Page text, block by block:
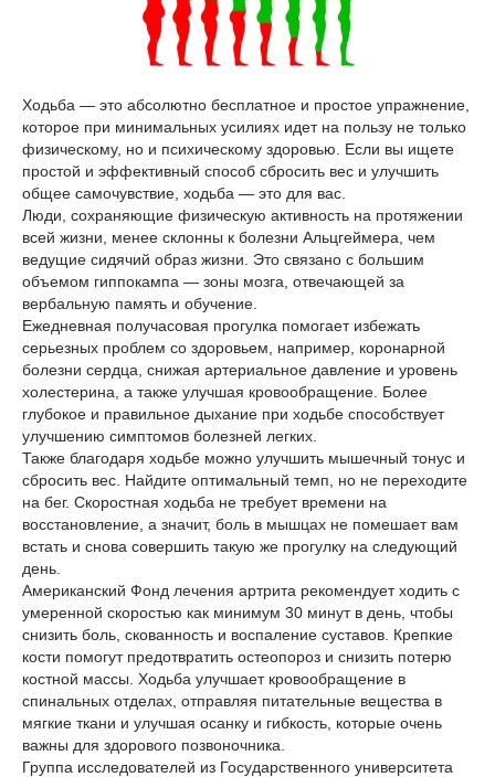
Ходьба — это абсолютно бесплатное и простое упражнение,
которое при минимальных усилиях идет на пользу не только
физическому, но и психическому здоровью. Если вы ищете
простой и эффективный способ сбросить вес и улучшить
общее самочувствие, ходьба — это для вас.
Люди, сохраняющие физическую активность на протяжении
всей жизни, менее склонны к болезни Альцгеймера, чем
ведущие сидячий образ жизни. Это связано с большим
объемом гиппокампа — зоны мозга, отвечающей за
вербальную память и обучение.
Ежедневная получасовая прогулка помогает избежать
серьезных проблем со здоровьем, например, коронарной
болезни сердца, снижая артериальное давление и уровень
холестерина, а также улучшая кровообращение. Более
глубокое и правильное дыхание при ходьбе способствует
улучшению симптомов болезней легких.
Также благодаря ходьбе можно улучшить мышечный тонус и
сбросить вес. Найдите оптимальный темп, но не переходите
на бег. Скоростная ходьба не требует времени на
восстановление, а значит, боль в мышцах не помешает вам
встать и снова совершить такую же прогулку на следующий
день.
Американский Фонд лечения артрита рекомендует ходить с
умеренной скоростью как минимум 30 минут в день, чтобы
снизить боль, скованность и воспаление суставов. Крепкие
кости помогут предотвратить остеопороз и снизить потерю
костной массы. Ходьба улучшает кровообращение в
спинальных отделах, отправляя питательные вещества в
мягкие ткани и улучшая осанку и гибкость, которые очень
важны для здорового позвоночника.
Группа исследователей из Государственного университета